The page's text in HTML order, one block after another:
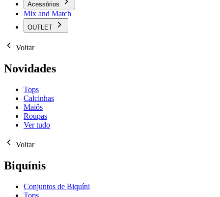
Acessórios
Mix and Match
OUTLET
Voltar
Novidades
Tops
Calcinhas
Maiôs
Roupas
Ver tudo
Voltar
Biquínis
Conjuntos de Biquíni
Tops